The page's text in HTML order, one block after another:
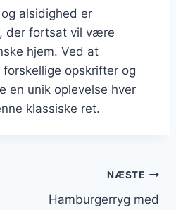
alsidighed er
der fortsat vil være
hjem. Ved at
opskrifter og
en unik oplevelse hver
klassiske ret.
NÆSTE
Hamburgerryg med